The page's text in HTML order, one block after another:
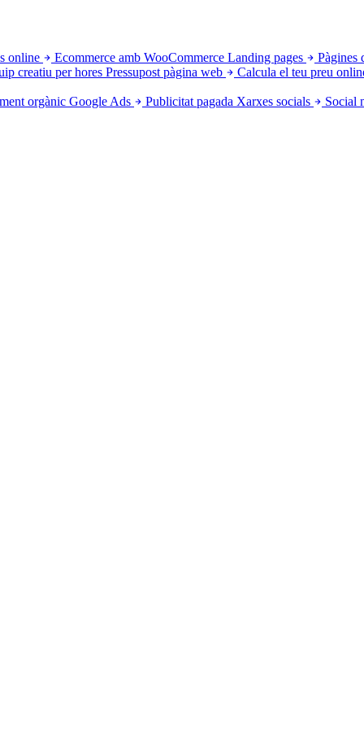
online Ecommerce amb WooCommerce Landing pages
Pàgines
creatiu per hores Pressupost pàgina web Calcula el teu preu
orgànic Google Ads Publicitat pagada Xarxes socials Social